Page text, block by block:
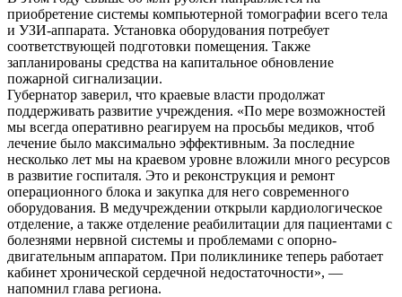
приобретение системы компьютерной томографии всего тела
и УЗИ-аппарата. Установка оборудования потребует
соответствующей подготовки помещения. Также
запланированы средства на капитальное обновление
пожарной сигнализации.
Губернатор заверил, что краевые власти продолжат
поддерживать развитие учреждения. «По мере возможностей
мы всегда оперативно реагируем на просьбы медиков, чтоб
лечение было максимально эффективным. За последние
несколько лет мы на краевом уровне вложили много ресурсов
в развитие госпиталя. Это и реконструкция и ремонт
операционного блока и закупка для него современного
оборудования. В медучреждении открыли кардиологическое
отделение, а также отделение реабилитации для пациентами с
болезнями нервной системы и проблемами с опорно-
двигательным аппаратом. При поликлинике теперь работает
кабинет хронической сердечной недостаточности», —
напомнил глава региона.